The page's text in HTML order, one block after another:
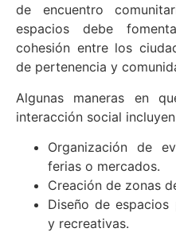
de encuentro
espacios debe
cohesión entre los
de pertenencia y
Algunas maneras en
interacción social
Organización de
ferias o mercados.
Creación de zonas
Diseño de
y recreativas.